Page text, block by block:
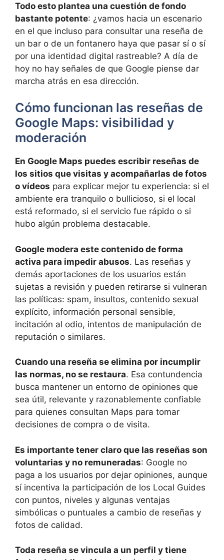
Todo esto plantea una cuestión de fondo
bastante potente: ¿vamos hacia un escenario
en el que incluso para consultar una reseña de
un bar o de un fontanero haya que pasar sí o sí
por una identidad digital rastreable? A día de
hoy no hay señales de que Google piense dar
marcha atrás en esa dirección.
Cómo funcionan las reseñas de
Google Maps: visibilidad y
moderación
En Google Maps puedes escribir reseñas de
los sitios que visitas y acompañarlas de fotos
o vídeos para explicar mejor tu experiencia: si el
ambiente era tranquilo o bullicioso, si el local
está reformado, si el servicio fue rápido o si
hubo algún problema destacable.
Google modera este contenido de forma
activa para impedir abusos. Las reseñas y
demás aportaciones de los usuarios están
sujetas a revisión y pueden retirarse si vulneran
las políticas: spam, insultos, contenido sexual
explícito, información personal sensible,
incitación al odio, intentos de manipulación de
reputación o similares.
Cuando una reseña se elimina por incumplir
las normas, no se restaura. Esa contundencia
busca mantener un entorno de opiniones que
sea útil, relevante y razonablemente confiable
para quienes consultan Maps para tomar
decisiones de compra o de visita.
Es importante tener claro que las reseñas son
voluntarias y no remuneradas: Google no
paga a los usuarios por dejar opiniones, aunque
sí incentiva la participación de los Local Guides
con puntos, niveles y algunas ventajas
simbólicas o puntuales a cambio de reseñas y
fotos de calidad.
Toda reseña se vincula a un perfil y tiene